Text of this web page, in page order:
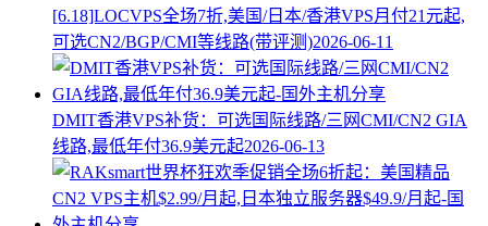
[6.18]LOCVPS全场7折,美国/日本/香港VPS月付21元起,
可选CN2/BGP/CMI等线路(带评测)2026-06-11
DMIT香港VPS补货：可选国际线路/三网CMI/CN2 GIA
线路,最低年付36.9美元起2026-06-13